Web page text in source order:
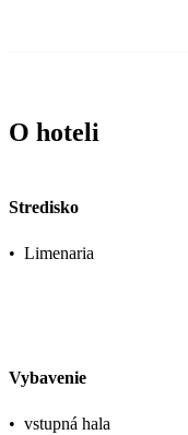
O hoteli
Stredisko
• Limenaria
Vybavenie
• vstupná hala